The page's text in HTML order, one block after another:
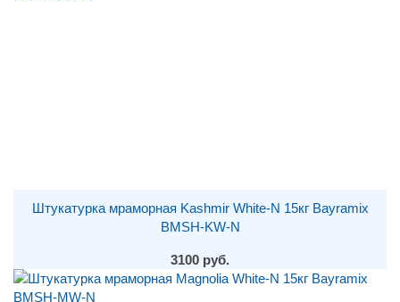
Штукатурка мраморная Kashmir White-N 15кг Bayramix
BMSH-KW-N
3100 руб.